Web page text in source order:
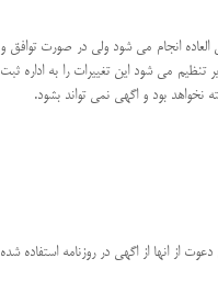
انجام می شود ولی در صورت توافق و
می شود این تغییرات را به اداره ثبت
نخواهد بود و اگهی نمی تواند بشود.
از انها از اگهی در روزنامه استفاده شده